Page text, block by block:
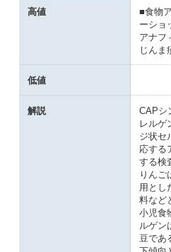
高値
■食物
ーショ
アナ
じん
低値
解説
CAPシ
レルゲ
ジ状セ
応する
する検
りんご
用とし
料など
小児食
ルゲン
豆であ